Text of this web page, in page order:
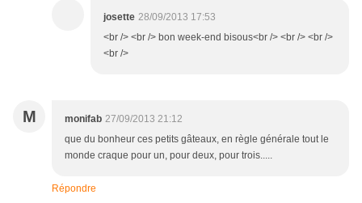
josette 28/09/2013 17:53
<br /> <br /> bon week-end bisous<br /> <br /> <br />
<br />
M monifab 27/09/2013 21:12
que du bonheur ces petits gâteaux, en règle générale tout le
monde craque pour un, pour deux, pour trois.....
Répondre